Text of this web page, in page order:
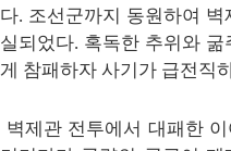
다. 조선군까지 동원하여
실되었다. 혹독한 추위와
게 참패하자 사기가 급전직
벽제관 전투에서 대패한